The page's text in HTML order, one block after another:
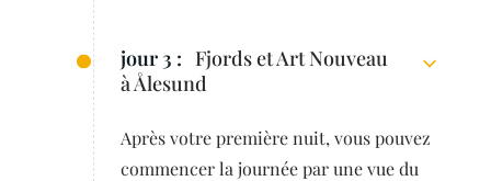
jour 3 : Fjords et Art Nouveau
à Ålesund
Après votre première nuit, vous pouvez
commencer la journée par une vue du